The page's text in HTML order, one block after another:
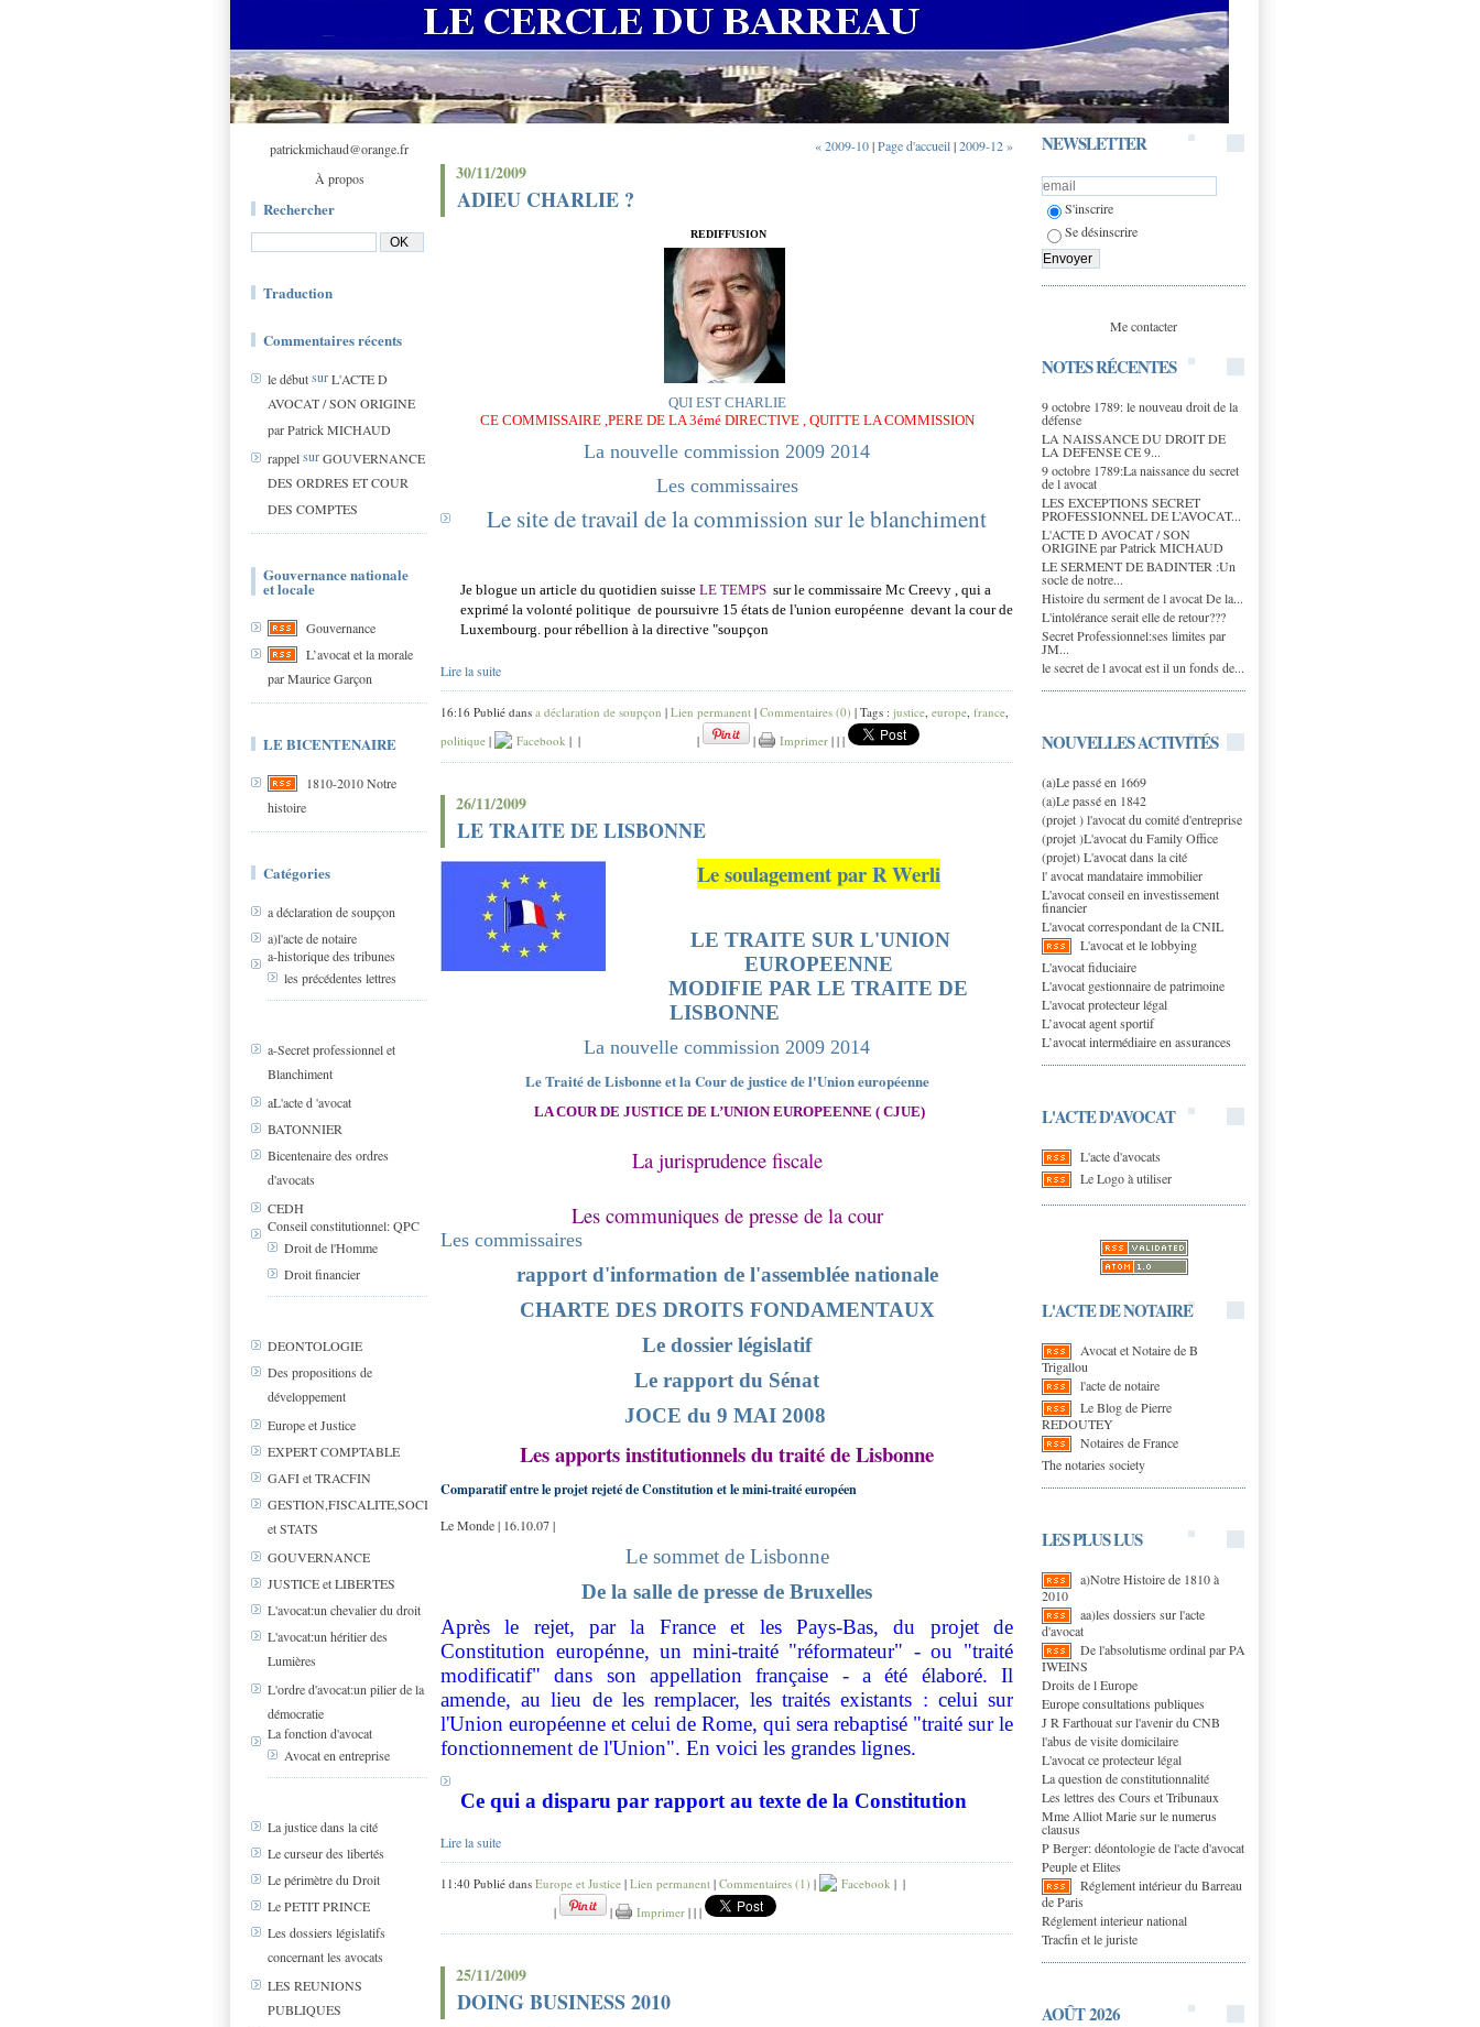
patrickmichaud@orange.fr
À propos
Rechercher
Traduction
Commentaires récents
le débutsurL'ACTE D
AVOCAT / SON ORIGINE
par Patrick MICHAUD
rappelsurGOUVERNANCE
DES ORDRES ET COUR
DES COMPTES
Gouvernance nationale
et locale
Gouvernance
L’avocat et la morale
par Maurice Garçon
LE BICENTENAIRE
1810-2010 Notre
histoire
Catégories
a déclaration de soupçon
a)l'acte de notaire
a-historique des tribunes
les précédentes lettres
a-Secret professionnel et
Blanchiment
aL'acte d 'avocat
BATONNIER
Bicentenaire des ordres
d'avocats
CEDH
Conseil constitutionnel: QPC
Droit de l'Homme
Droit financier
DEONTOLOGIE
Des propositions de
développement
Europe et Justice
EXPERT COMPTABLE
GAFI et TRACFIN
GESTION,FISCALITE,SOCIAL
et STATS
GOUVERNANCE
JUSTICE et LIBERTES
L'avocat:un chevalier du droit
L'avocat:un héritier des
Lumières
L'ordre d'avocat:un pilier de la
démocratie
La fonction d'avocat
Avocat en entreprise
La justice dans la cité
Le curseur des libertés
Le périmètre du Droit
Le PETIT PRINCE
Les dossiers législatifs
concernant les avocats
LES REUNIONS
PUBLIQUES
NEWSLETTER
S'inscrire
Se désinscrire
Me contacter
NOTES RÉCENTES
9 octobre 1789: le nouveau droit de la
défense
LA NAISSANCE DU DROIT DE
LA DEFENSE CE 9...
9 octobre 1789:La naissance du secret
de l avocat
LES EXCEPTIONS SECRET
PROFESSIONNEL DE L’AVOCAT...
L'ACTE D AVOCAT / SON
ORIGINE par Patrick MICHAUD
LE SERMENT DE BADINTER :Un
socle de notre...
Histoire du serment de l avocat De la...
L'intolérance serait elle de retour???
Secret Professionnel:ses limites par
JM...
le secret de l avocat est il un fonds de...
NOUVELLES ACTIVITÉS
(a)Le passé en 1669
(a)Le passé en 1842
(projet ) l'avocat du comité d'entreprise
(projet )L'avocat du Family Office
(projet) L'avocat dans la cité
l' avocat mandataire immobilier
L'avocat conseil en investissement
financier
L'avocat correspondant de la CNIL
L'avocat et le lobbying
L'avocat fiduciaire
L'avocat gestionnaire de patrimoine
L'avocat protecteur légal
L’avocat agent sportif
L’avocat intermédiaire en assurances
L'ACTE D'AVOCAT
L'acte d'avocats
Le Logo à utiliser
L'ACTE DE NOTAIRE
Avocat et Notaire de B
Trigallou
l'acte de notaire
Le Blog de Pierre
REDOUTEY
Notaires de France
The notaries society
LES PLUS LUS
a)Notre Histoire de 1810 à
2010
aa)les dossiers sur l'acte
d'avocat
De l'absolutisme ordinal par PA
IWEINS
Droits de l Europe
Europe consultations publiques
J R Farthouat sur l'avenir du CNB
l'abus de visite domicilaire
L'avocat ce protecteur légal
La question de constitutionnalité
Les lettres des Cours et Tribunaux
Mme Alliot Marie sur le numerus
clausus
P Berger: déontologie de l'acte d'avocat
Peuple et Elites
Réglement intérieur du Barreau
de Paris
Réglement interieur national
Tracfin et le juriste
AOÛT 2026
« 2009-10|Page d'accueil|2009-12 »
30/11/2009
ADIEU CHARLIE ?
REDIFFUSION
QUI EST CHARLIE
CE COMMISSAIRE ,PERE DE LA 3émé DIRECTIVE , QUITTE LA COMMISSION
La nouvelle commission 2009 2014
Les commissaires
Le site de travail de la commission sur le blanchiment
Je blogue un article du quotidien suisse LE TEMPS sur le commissaire Mc Creevy , qui a
exprimé la volonté politique de poursuivre 15 états de l'union européenne devant la cour de
Luxembourg. pour rébellion à la directive "soupçon
Lire la suite
16:16 Publié dans a déclaration de soupçon | Lien permanent | Commentaires (0) | Tags : justice, europe, france,
politique | Facebook | | | | Imprimer | | |
26/11/2009
LE TRAITE DE LISBONNE
Le soulagement par R Werli
LE TRAITE SUR L'UNION
EUROPEENNE
MODIFIE PAR LE TRAITE DE
LISBONNE
La nouvelle commission 2009 2014
Le Traité de Lisbonne et la Cour de justice de l'Union européenne
LA COUR DE JUSTICE DE L’UNION EUROPEENNE ( CJUE)
La jurisprudence fiscale
Les communiques de presse de la cour
Les commissaires
rapport d'information de l'assemblée nationale
CHARTE DES DROITS FONDAMENTAUX
Le dossier législatif
Le rapport du Sénat
JOCE du 9 MAI 2008
Les apports institutionnels du traité de Lisbonne
Comparatif entre le projet rejeté de Constitution et le mini-traité européen
Le Monde | 16.10.07 |
Le sommet de Lisbonne
De la salle de presse de Bruxelles
Après le rejet, par la France et les Pays-Bas, du projet de
Constitution europénne, un mini-traité "réformateur" - ou "traité
modificatif" dans son appellation française - a été élaboré. Il
amende, au lieu de les remplacer, les traités existants : celui sur
l'Union européenne et celui de Rome, qui sera rebaptisé "traité sur le
fonctionnement de l'Union". En voici les grandes lignes.
Ce qui a disparu par rapport au texte de la Constitution
Lire la suite
11:40 Publié dans Europe et Justice | Lien permanent | Commentaires (1) | Facebook | |
|
| Imprimer | | |
25/11/2009
DOING BUSINESS 2010